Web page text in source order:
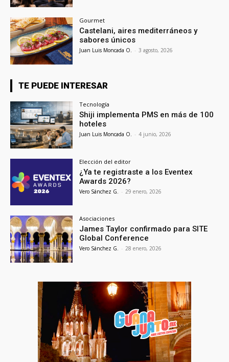
Gourmet
Castelani, aires mediterráneos y
sabores únicos
Juan Luis Moncada O. - 3 agosto, 2026
TE PUEDE INTERESAR
Tecnología
Shiji implementa PMS en más de 100
hoteles
Juan Luis Moncada O. - 4 junio, 2026
Elección del editor
¿Ya te registraste a los Eventex
Awards 2026?
Vero Sánchez G. - 29 enero, 2026
Asociaciones
James Taylor confirmado para SITE
Global Conference
Vero Sánchez G. - 28 enero, 2026